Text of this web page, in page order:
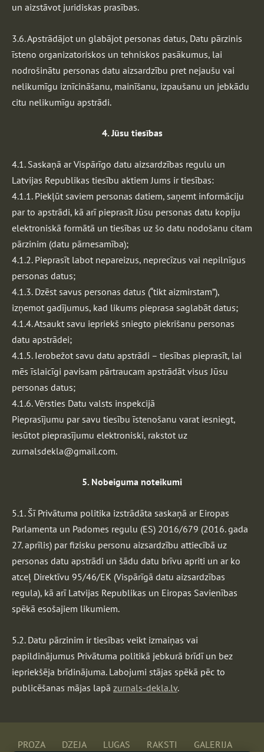
un aizstāvot juridiskas prasības.
3.6. Apstrādājot un glabājot personas datus, Datu pārzinis
īsteno organizatoriskos un tehniskos pasākumus, lai
nodrošinātu personas datu aizsardzību pret nejaušu vai
nelikumīgu iznīcināšanu, mainīšanu, izpaušanu un jebkādu
citu nelikumīgu apstrādi.
4. Jūsu tiesības
4.1. Saskaņā ar Vispārīgo datu aizsardzības regulu un
Latvijas Republikas tiesību aktiem Jums ir tiesības:
4.1.1. Piekļūt saviem personas datiem, saņemt informāciju
par to apstrādi, kā arī pieprasīt Jūsu personas datu kopiju
elektroniskā formātā un tiesības uz šo datu nodošanu citam
pārzinim (datu pārnesamība);
4.1.2. Pieprasīt labot nepareizus, neprecīzus vai nepilnīgus
personas datus;
4.1.3. Dzēst savus personas datus (“tikt aizmirstam”),
izņemot gadījumus, kad likums pieprasa saglabāt datus;
4.1.4. Atsaukt savu iepriekš sniegto piekrišanu personas
datu apstrādei;
4.1.5. Ierobežot savu datu apstrādi – tiesības pieprasīt, lai
mēs īslaicīgi pavisam pārtraucam apstrādāt visus Jūsu
personas datus;
4.1.6. Vērsties Datu valsts inspekcijā
Pieprasījumu par savu tiesību īstenošanu varat iesniegt,
iesūtot pieprasījumu elektroniski, rakstot uz
zurnalsdekla@gmail.com.
5. Nobeiguma noteikumi
5.1. Šī Privātuma politika izstrādāta saskaņā ar Eiropas
Parlamenta un Padomes regulu (ES) 2016/679 (2016. gada
27. aprīlis) par fizisku personu aizsardzību attiecībā uz
personas datu apstrādi un šādu datu brīvu apriti un ar ko
atceļ Direktīvu 95/46/EK (Vispārīgā datu aizsardzības
regula), kā arī Latvijas Republikas un Eiropas Savienības
spēkā esošajiem likumiem.
5.2. Datu pārzinim ir tiesības veikt izmaiņas vai
papildinājumus Privātuma politikā jebkurā brīdī un bez
iepriekšēja brīdinājuma. Labojumi stājas spēkā pēc to
publicēšanas mājas lapā zurnals-dekla.lv.
PROZA DZEJA LUGAS RAKSTI GALERIJA